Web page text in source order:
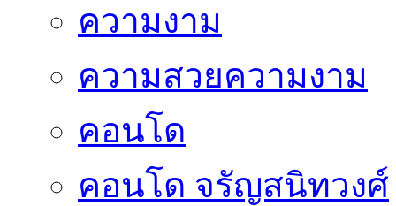
ความงาม
ความสวยความงาม
คอนโด
คอนโด จรัญสนิทวงศ์